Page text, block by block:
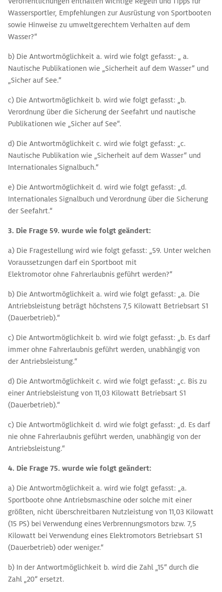
Wassersportler, Empfehlungen zur Ausrüstung von Sportbooten
sowie Hinweise zu umweltgerechtem Verhalten auf dem
Wasser?“
b) Die Antwortmöglichkeit a. wird wie folgt gefasst: „ a.
Nautische Publikationen wie „Sicherheit auf dem Wasser“ und
„Sicher auf See.“
c) Die Antwortmöglichkeit b. wird wie folgt gefasst: „b.
Verordnung über die Sicherung der Seefahrt und nautische
Publikationen wie „Sicher auf See“.
d) Die Antwortmöglichkeit c. wird wie folgt gefasst: „c.
Nautische Publikation wie „Sicherheit auf dem Wasser“ und
Internationales Signalbuch.“
e) Die Antwortmöglichkeit d. wird wie folgt gefasst: „d.
Internationales Signalbuch und Verordnung über die Sicherung
der Seefahrt.“
3. Die Frage 59. wurde wie folgt geändert:
a) Die Fragestellung wird wie folgt gefasst: „59. Unter welchen
Voraussetzungen darf ein Sportboot mit
Elektromotor ohne Fahrerlaubnis geführt werden?“
b) Die Antwortmöglichkeit a. wird wie folgt gefasst: „a. Die
Antriebsleistung beträgt höchstens 7,5 Kilowatt Betriebsart S1
(Dauerbetrieb).“
c) Die Antwortmöglichkeit b. wird wie folgt gefasst: „b. Es darf
immer ohne Fahrerlaubnis geführt werden, unabhängig von
der Antriebsleistung.“
d) Die Antwortmöglichkeit c. wird wie folgt gefasst: „c. Bis zu
einer Antriebsleistung von 11,03 Kilowatt Betriebsart S1
(Dauerbetrieb).“
c) Die Antwortmöglichkeit d. wird wie folgt gefasst: „d. Es darf
nie ohne Fahrerlaubnis geführt werden, unabhängig von der
Antriebsleistung.“
4. Die Frage 75. wurde wie folgt geändert:
a) Die Antwortmöglichkeit a. wird wie folgt gefasst: „a.
Sportboote ohne Antriebsmaschine oder solche mit einer
größten, nicht überschreitbaren Nutzleistung von 11,03 Kilowatt
(15 PS) bei Verwendung eines Verbrennungsmotors bzw. 7,5
Kilowatt bei Verwendung eines Elektromotors Betriebsart S1
(Dauerbetrieb) oder weniger.“
b) In der Antwortmöglichkeit b. wird die Zahl „15“ durch die
Zahl „20“ ersetzt.